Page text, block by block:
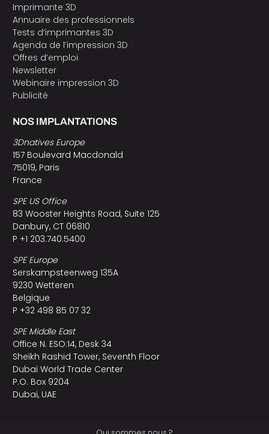
Imprimante 3D
Annuaire des professionnels
Tests d’imprimantes 3D
Agenda de l’impression 3D
Offres d’emploi
Newsletter
Webinaire impression 3D
Publicité
NOS IMPLANTATIONS
3Dnatives Europe
157 Boulevard Macdonald
75019, Paris
France
SPE US Office
83 Wooster Heights Road, Suite 125
Danbury, CT 06810
P +1 203.740.5400
SPE Europe
Serskampsteenweg 135A
9230 Wetteren
Belgique
P +32 498 85 07 32
SPE Middle East
Office N. ESO:14, Desk 34
Sheikh Rashid Tower, Seventh Floor
Dubai World Trade Center
P.O. Box 9204
Dubai, UAE